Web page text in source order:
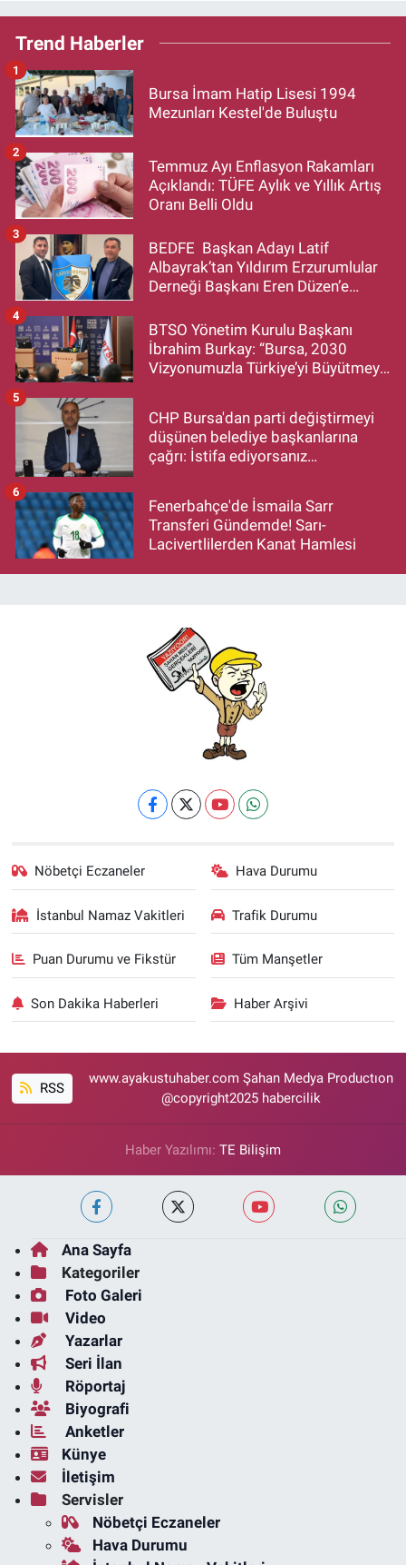
Trend Haberler
Bursa İmam Hatip Lisesi 1994
Mezunları Kestel'de Buluştu
1
Temmuz Ayı Enflasyon Rakamları
Açıklandı: TÜFE Aylık ve Yıllık Artış
Oranı Belli Oldu
2
BEDFE Başkan Adayı Latif
Albayrak’tan Yıldırım Erzurumlular
Derneği Başkanı Eren Düzen’e
3
BTSO Yönetim Kurulu Başkanı
İbrahim Burkay: “Bursa, 2030
Vizyonumuzla Türkiye’yi Büyütmeye
4
CHP Bursa'dan parti değiştirmeyi
düşünen belediye başkanlarına
çağrı: İstifa ediyorsanız
5
Fenerbahçe'de İsmaila Sarr
Transferi Gündemde! Sarı-
Lacivertlilerden Kanat Hamlesi
6
Nöbetçi Eczaneler Hava Durumu
İstanbul Namaz Vakitleri Trafik Durumu
Puan Durumu ve Fikstür Tüm Manşetler
Son Dakika Haberleri Haber Arşivi
RSS
www.ayakustuhaber.com Şahan Medya Productıon
@copyright2025 habercilik
Haber Yazılımı: TE Bilişim
Ana Sayfa
Kategoriler
Foto Galeri
Video
Yazarlar
Seri İlan
Röportaj
Biyografi
Anketler
Künye
İletişim
Servisler
Nöbetçi Eczaneler
Hava Durumu